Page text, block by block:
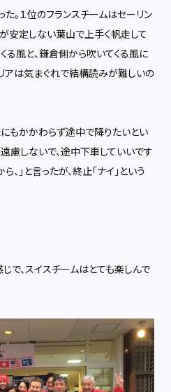
。１位のフランスチームはセーリン
安定しない葉山で上手く帆走して
る風と、鎌倉側から吹いてくる風に
アは気まぐれで結構読みが難しいの
もかかわらず途中で降りたいとい
慮しないで、途中下車していいです
、」と言ったが、終止「ナイ」という
、スイスチームはとても楽しんで